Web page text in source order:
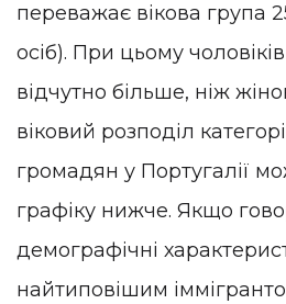
переважає вікова група
осіб). При цьому чоловіків
відчутно більше, ніж
віковий розподіл
громадян у Португалії
графіку нижче. Якщо
демографічні
найтиповішим